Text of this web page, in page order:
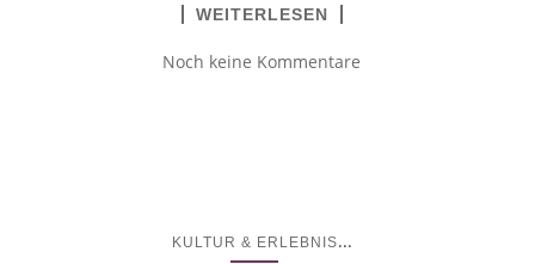
WEITERLESEN
Noch keine Kommentare
KULTUR & ERLEBNIS...